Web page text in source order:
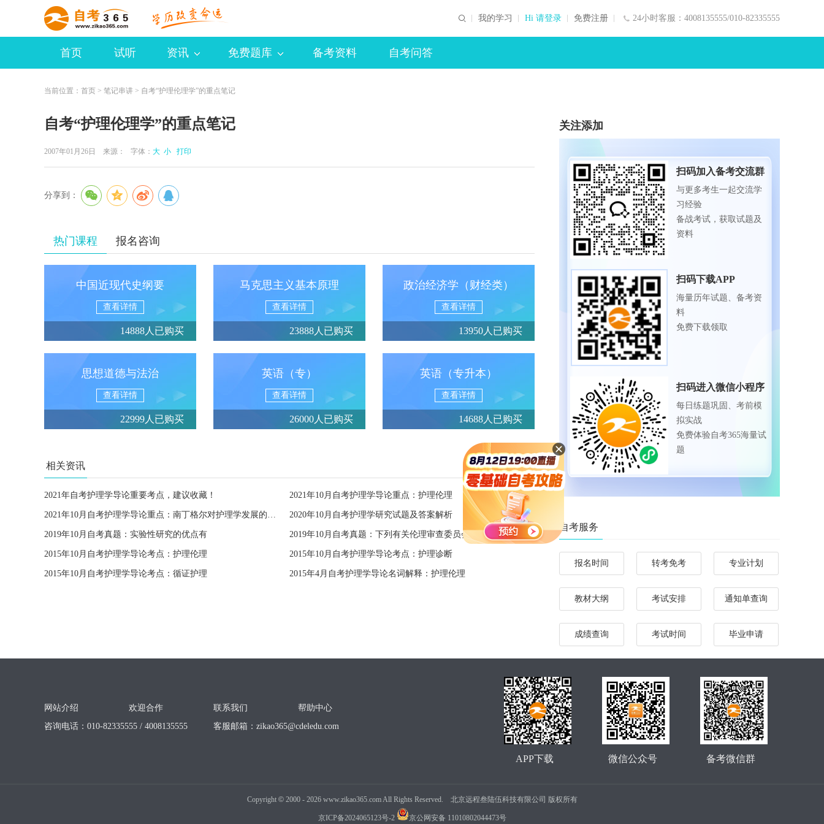
24小时客服：4008135555/010-82335555
我的学习 Hi 请登录 免费注册
首页 试听 资讯 免费题库 备考资料 自考问答
当前位置： 首页 > 笔记串讲 > 自考“护理伦理学”的重点笔记
自考“护理伦理学”的重点笔记
2007年01月26日 来源： 字体： 大 小 打印
分享到：
热门课程 报名咨询
中国近现代史纲要
查看详情
14888人已购买
马克思主义基本原理
查看详情
23888人已购买
政治经济学（财经类）
查看详情
13950人已购买
思想道德与法治
查看详情
22999人已购买
英语（专）
查看详情
26000人已购买
英语（专升本）
查看详情
14688人已购买
相关资讯
2021年自考护理学导论重要考点，建议收藏！ 2021年10月自考护理学导论重点：护理伦理
2021年10月自考护理学导论重点：南丁格尔对护理学发展的贡献 2020年10月自考护理学研究试题及答案解析
2019年10月自考真题：实验性研究的优点有 2019年10月自考真题：下列有关伦理审查委员会（IRB）的描述，正确的是
2015年10月自考护理学导论考点：护理伦理 2015年10月自考护理学导论考点：护理诊断
2015年10月自考护理学导论考点：循证护理 2015年4月自考护理学导论名词解释：护理伦理
关注添加
扫码加入备考交流群
与更多考生一起交流学
习经验
备战考试，获取试题及
资料
扫码下载APP
海量历年试题、备考资
料
免费下载领取
扫码进入微信小程序
每日练题巩固、考前模
拟实战
免费体验自考365海量试
题
自考服务
报名时间 转考免考 专业计划
教材大纲 考试安排 通知单查询
成绩查询 考试时间 毕业申请
网站介绍 欢迎合作 联系我们
帮助中心
咨询电话：010-82335555 / 4008135555
客服邮箱： zikao365@cdeledu.com
备考微信群
微信公众号
APP下载
Copyright ©2000 - 2026www.zikao365.com All Rights Reserved. 北京远程叁陆伍科技有限公司 版权所有
京ICP备2024065123号-2 京公网安备 11010802044473号